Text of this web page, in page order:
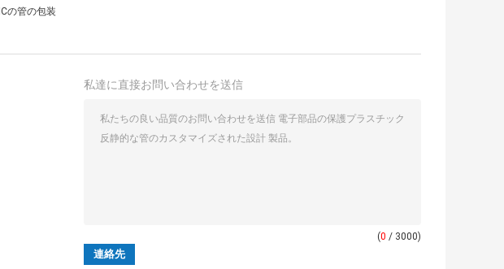
ICの管の包装
私達に直接お問い合わせを送信
(0 / 3000)